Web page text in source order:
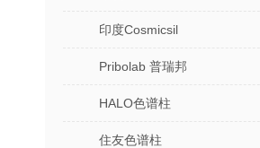
印度Cosmicsil
Pribolab 普瑞邦
HALO色谱柱
住友色谱柱